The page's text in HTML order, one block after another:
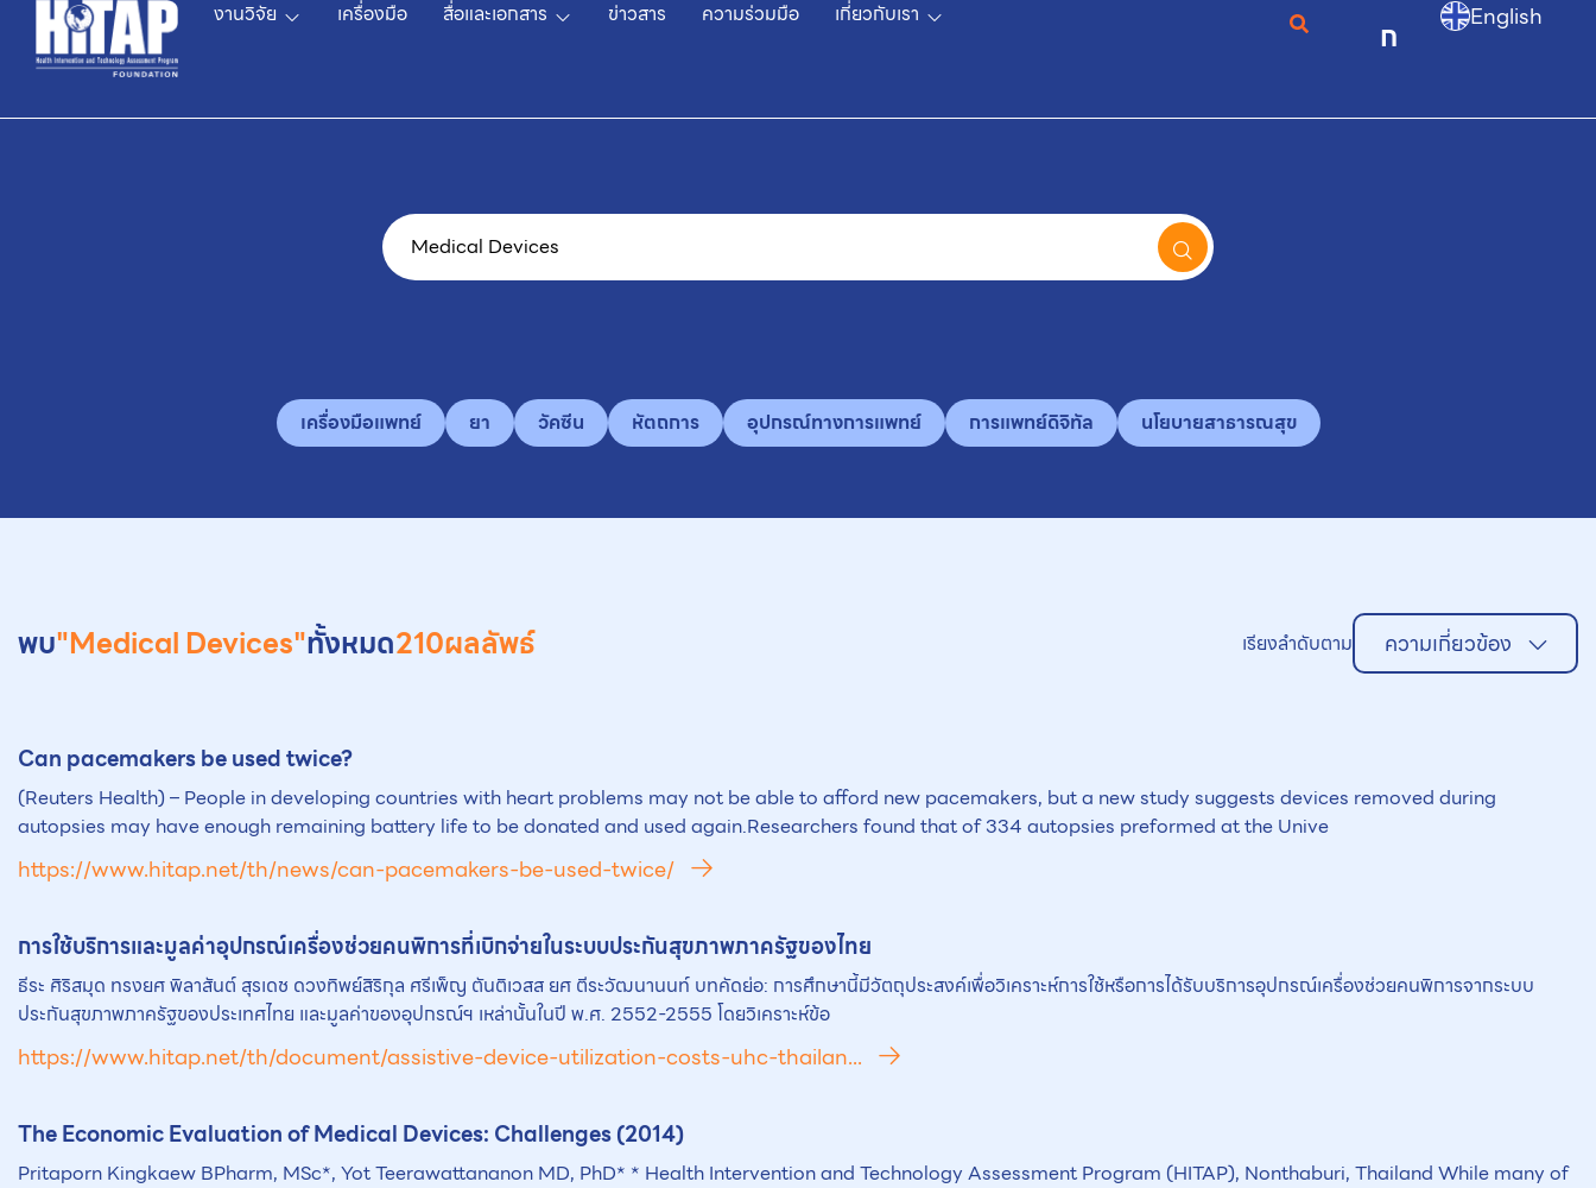
งานวิจัย เครื่องมือ สื่อและเอกสาร ข่าวสาร ความร่วมมือ เกี่ยวกับเรา
ก English
เครื่องมือแพทย์ ยา วัคซีน หัตถการ อุปกรณ์ทางการแพทย์ การแพทย์ดิจิทัล นโยบายสาธารณสุข
พบ"Medical Devices"ทั้งหมด210ผลลัพธ์ เรียงลำดับตาม ความเกี่ยวข้อง
Can pacemakers be used twice?
(Reuters Health) – People in developing countries with heart problems may not be able to afford new pacemakers, but a new study suggests devices removed during
autopsies may have enough remaining battery life to be donated and used again.Researchers found that of 334 autopsies preformed at the Unive
https://www.hitap.net/th/news/can-pacemakers-be-used-twice/
การใช้บริการและมูลค่าอุปกรณ์เครื่องช่วยคนพิการที่เบิกจ่ายในระบบประกันสุขภาพภาครัฐของไทย
ธีระ ศิริสมุด ทรงยศ พิลาสันต์ สุรเดช ดวงทิพย์สิริกุล ศรีเพ็ญ ตันติเวสส ยศ ตีระวัฒนานนท์ บทคัดย่อ: การศึกษานี้มีวัตถุประสงค์เพื่อวิเคราะห์การใช้หรือการได้รับบริการอุปกรณ์เครื่องช่วยคนพิการจากระบบ
ประกันสุขภาพภาครัฐของประเทศไทย และมูลค่าของอุปกรณ์ฯ เหล่านั้นในปี พ.ศ. 2552-2555 โดยวิเคราะห์ข้อ
https://www.hitap.net/th/document/assistive-device-utilization-costs-uhc-thailan...
The Economic Evaluation ofMedical Devices: Challenges (2014)
Pritaporn Kingkaew BPharm, MSc*, Yot Teerawattananon MD, PhD* * Health Intervention and Technology Assessment Program (HITAP), Nonthaburi, Thailand While many of